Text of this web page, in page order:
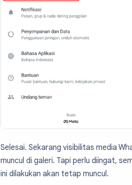
Selesai. Sekarang visibilitas media
muncul di galeri. Tapi perlu diingat,
ini dilakukan akan tetap muncul.